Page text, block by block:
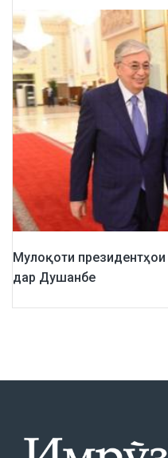
Мулоқоти президентҳои
дар Душанбе